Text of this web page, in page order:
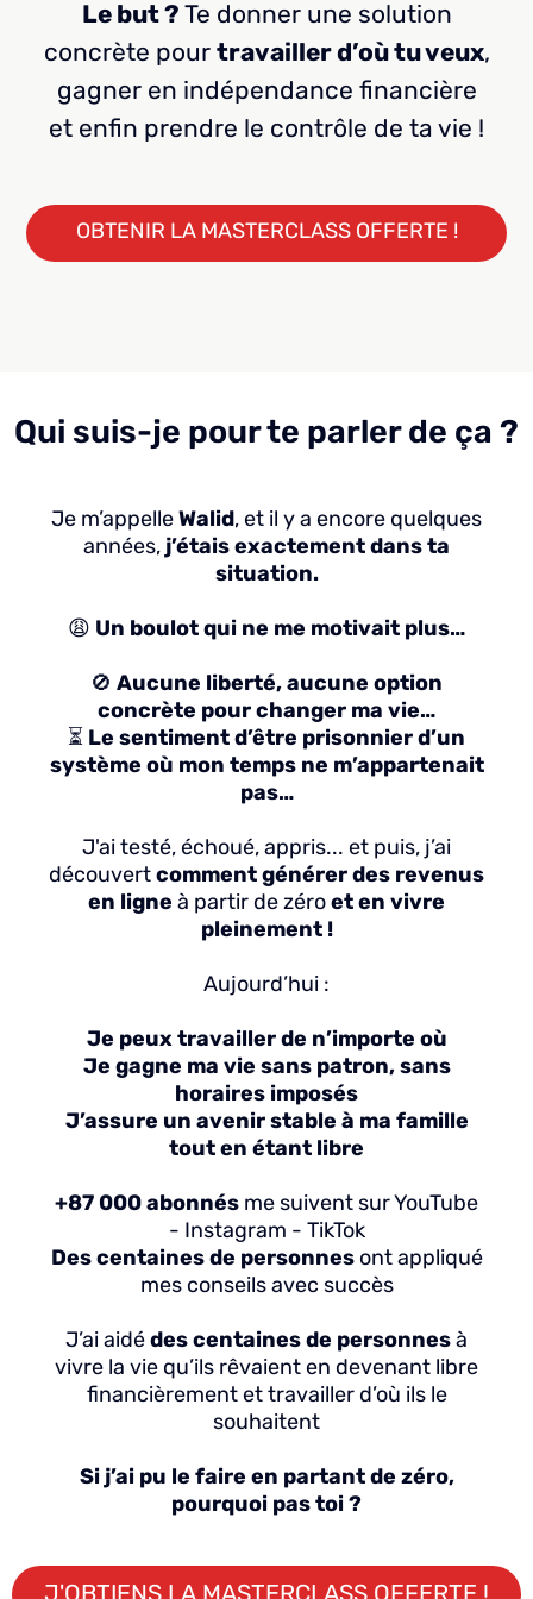
Le but ? Te donner une solution
concrète pour travailler d’où tu veux,
gagner en indépendance financière
et enfin prendre le contrôle de ta vie !
OBTENIR LA MASTERCLASS OFFERTE !
Qui suis-je pour te parler de ça ?
Je m’appelleWalid, et il y a encore quelques
années, j’étais exactement dans ta
situation.
😩 Un boulot qui ne me motivait plus…
🚫 Aucune liberté, aucune option
concrète pour changer ma vie…
⏳ Le sentiment d’être prisonnier d’un
système où mon temps ne m’appartenait
pas…
J'ai testé, échoué, appris... et puis, j’ai
découvertcomment générer des revenus
en ligne à partir de zéroet en vivre
pleinement !
Aujourd’hui :
Je peux travailler de n’importe où
Je gagne ma vie sans patron, sans
horaires imposés
J’assure un avenir stable à ma famille
tout en étant libre
+87 000 abonnés me suivent sur YouTube
- Instagram - TikTok
Des centaines de personnesont appliqué
mes conseils avec succès
J’ai aidédes centaines de personnesà
vivre la vie qu’ils rêvaient en devenant libre
financièrement et travailler d’où ils le
souhaitent
Si j’ai pu le faire en partant de zéro,
pourquoi pas toi ?
J'OBTIENS LA MASTERCLASS OFFERTE !